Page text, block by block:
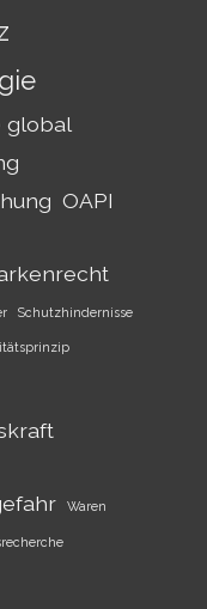
global
OAPI
Schutzhindernisse
Waren